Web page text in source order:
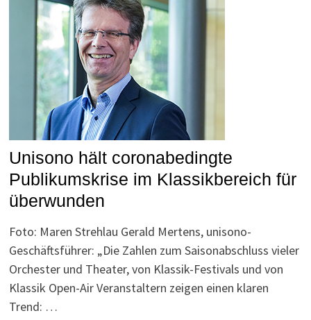
Unisono hält coronabedingte
Publikumskrise im Klassikbereich für
überwunden
Foto: Maren Strehlau Gerald Mertens, unisono-
Geschäftsführer: „Die Zahlen zum Saisonabschluss vieler
Orchester und Theater, von Klassik-Festivals und von
Klassik Open-Air Veranstaltern zeigen einen klaren
Trend: …